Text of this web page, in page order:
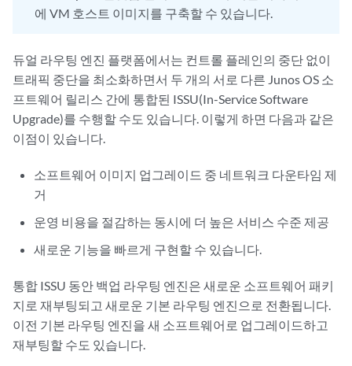
에 VM 호스트 이미지를 구축할 수 있습니다.
듀얼 라우팅 엔진 플랫폼에서는 컨트롤 플레인의 중단 없이
트래픽 중단을 최소화하면서 두 개의 서로 다른 Junos OS 소
프트웨어 릴리스 간에 통합된 ISSU(In-Service Software
Upgrade)를 수행할 수도 있습니다. 이렇게 하면 다음과 같은
이점이 있습니다.
소프트웨어 이미지 업그레이드 중 네트워크 다운타임 제
거
운영 비용을 절감하는 동시에 더 높은 서비스 수준 제공
새로운 기능을 빠르게 구현할 수 있습니다.
통합 ISSU 동안 백업 라우팅 엔진은 새로운 소프트웨어 패키
지로 재부팅되고 새로운 기본 라우팅 엔진으로 전환됩니다.
이전 기본 라우팅 엔진을 새 소프트웨어로 업그레이드하고
재부팅할 수도 있습니다.